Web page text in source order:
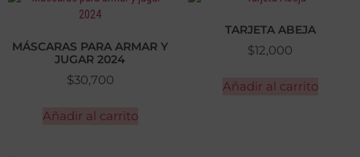
MÁSCARAS PARA ARMAR Y
JUGAR 2024
$30,700
Añadir al carrito
TARJETA ABEJA
$12,000
Añadir al carrito